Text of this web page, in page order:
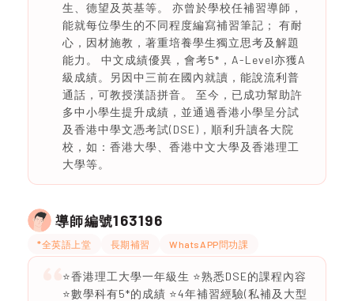
生、德望及英基等。 亦曾於學校任補習導師，
能就每位學生的不同程度編寫補習筆記； 有耐
心，因材施教，著重培養學生獨立思考及解題
能力。 中文成績優異，會考5*，A-Level亦獲A
級成績。另因中三前在國內就讀，能說流利普
通話，可教授漢語拼音。 至今，已成功幫助許
多中小學生提升成績，並通過香港小學呈分試
及香港中學文憑考試(DSE)，順利升讀各大院
校，如：香港大學、香港中文大學及香港理工
大學等。
導師編號163196
*全英語上堂 長期補習 WhatsAPP問功課
⭐️香港理工大學一年級生 ⭐️熟悉DSE的課程內容
⭐️數學科有5*的成績 ⭐️4年補習經驗(私補及大型